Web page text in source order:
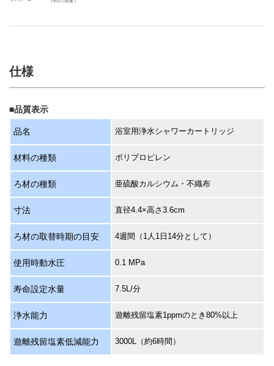
仕様
■品質表示
品名 浴室用浄水シャワーカートリッジ
材料の種類 ポリプロピレン
ろ材の種類 亜硫酸カルシウム・不織布
寸法 直径4.4×高さ3.6cm
ろ材の取替時期の目安 4週間（1人1日14分として）
使用時動水圧 0.1 MPa
寿命設定水量 7.5L/分
浄水能力 遊離残留塩素1ppmのとき80%以上
遊離残留塩素低減能力 3000L（約6時間）